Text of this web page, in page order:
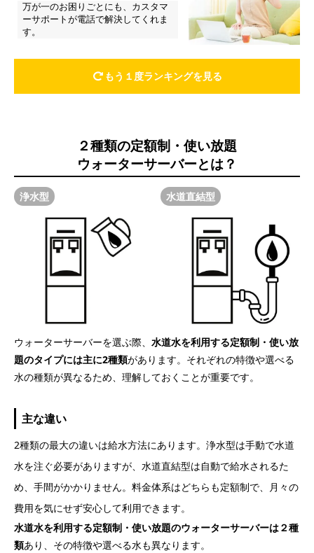
万が一のお困りごとにも、カスタマ
ーサポートが電話で解決してくれま
す。
もう１度ランキングを見る
２種類の定額制・使い放題
ウォーターサーバーとは？
浄水型 水道直結型
ウォーターサーバーを選ぶ際、 水道水を利用する定額制・使い放
題のタイプには主に2種類があります。それぞれの特徴や選べる
水の種類が異なるため、理解しておくことが重要です。
主な違い
2種類の最大の違いは給水方法にあります。浄水型は手動で水道
水を注ぐ必要がありますが、水道直結型は自動で給水されるた
め、手間がかかりません。料金体系はどちらも定額制で、月々の
費用を気にせず安心して利用できます。
水道水を利用する定額制・使い放題のウォーターサーバーは２種
類あり、その特徴や選べる水も異なります。